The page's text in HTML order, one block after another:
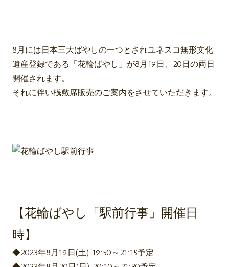
8月には日本三大ばやしの一つとされユネスコ無形文化
遺産登録である「花輪ばやし」が8月19日、20日の両日
開催されます。
それに伴い桟敷席販売のご案内をさせていただきます。
【花輪ばやし「駅前行事」開催日
時】
◆2023年8月19日(土) 19:50～21:15予定